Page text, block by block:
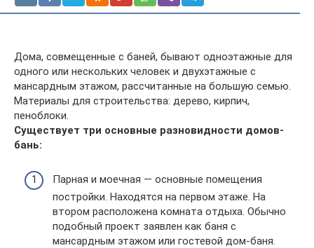
Дома, совмещенные с баней, бывают одноэтажные для
одного или нескольких человек и двухэтажные с
мансардным этажом, рассчитанные на большую семью.
Материалы для строительства: дерево, кирпич,
пеноблоки.
Существует три основные разновидности домов-
бань:
Парная и моечная — основные помещения
постройки. Находятся на первом этаже. На
втором расположена комната отдыха. Обычно
подобный проект заявлен как баня с
мансардным этажом или гостевой дом-баня.